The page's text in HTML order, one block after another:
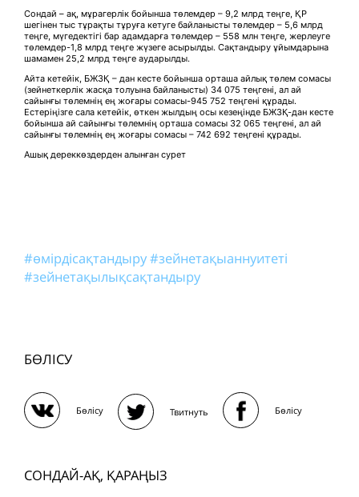
Сондай – ақ, мұрагерлік бойынша төлемдер – 9,2 млрд теңге, ҚР
шегінен тыс тұрақты тұруға кетуге байланысты төлемдер – 5,6 млрд
теңге, мүгедектігі бар адамдарға төлемдер – 558 млн теңге, жерлеуге
төлемдер-1,8 млрд теңге жүзеге асырылды. Сақтандыру ұйымдарына
шамамен 25,2 млрд теңге аударылды.
Айта кетейік, БЖЗҚ – дан кесте бойынша орташа айлық төлем сомасы
(зейнеткерлік жасқа толуына байланысты) 34 075 теңгені, ал ай
сайынғы төлемнің ең жоғары сомасы-945 752 теңгені құрады.
Естеріңізге сала кетейік, өткен жылдың осы кезеңінде БЖЗҚ-дан кесте
бойынша ай сайынғы төлемнің орташа сомасы 32 065 теңгені, ал ай
сайынғы төлемнің ең жоғары сомасы – 742 692 теңгені құрады.
Ашық дереккөздерден алынған сурет
#өмірдісақтандыру#зейнетақыаннуитеті
#зейнетақылықсақтандыру
БӨЛІСУ
Бөлісу Твитнуть Бөлісу
СОНДАЙ-АҚ, ҚАРАҢЫЗ